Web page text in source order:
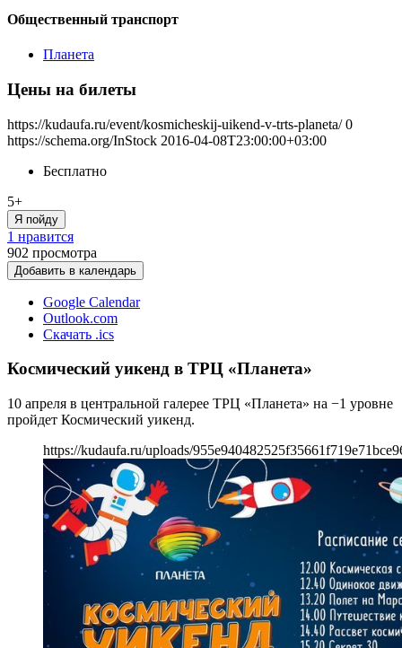
Общественный транспорт
Планета
Цены на билеты
https://kudaufa.ru/event/kosmicheskij-uikend-v-trts-planeta/ 0
https://schema.org/InStock 2016-04-08T23:00:00+03:00
Бесплатно
5+
Я пойду
1 нравится
902 просмотра
Добавить в календарь
Google Calendar
Outlook.com
Скачать .ics
Космический уикенд в ТРЦ «Планета»
10 апреля в центральной галерее ТРЦ «Планета» на −1 уровне
пройдет Космический уикенд.
https://kudaufa.ru/uploads/